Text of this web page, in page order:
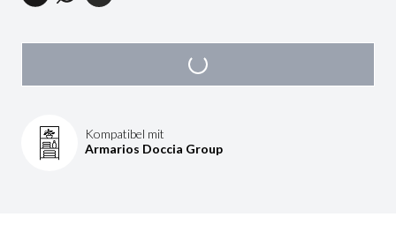
Kompatibel mit
Armarios Doccia Group